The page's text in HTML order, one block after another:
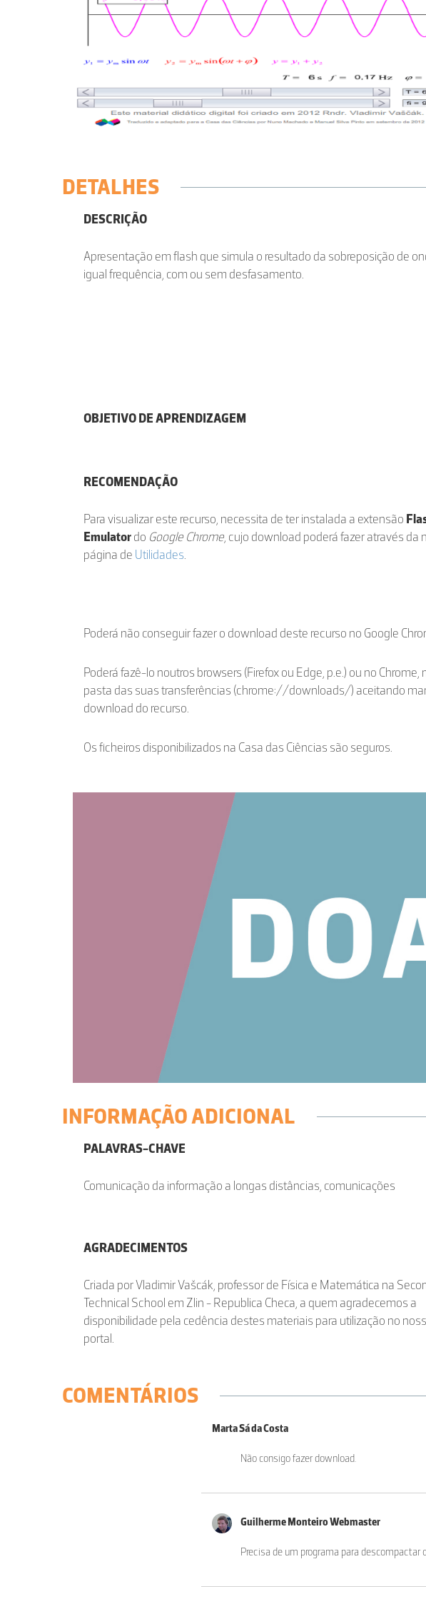
DETALHES
DESCRIÇÃO
Apresentação em flash que simula o resultado da sobreposição de
igual frequência, com ou sem desfasamento.
OBJETIVO DE APRENDIZAGEM
RECOMENDAÇÃO
Para visualizar este recurso, necessita de ter instalada a extensão
Emulatordo Google Chrome, cujo download poderá fazer através da
página de Utilidades.
Poderá não conseguir fazer o download deste recurso no Google
Poderá fazê-lo noutros browsers (Firefox ou Edge, p.e.) ou no Chrome,
pasta das suas transferências (chrome://downloads/) aceitando
download do recurso.
Os ficheiros disponibilizados na Casa das Ciências são seguros.
INFORMAÇÃO ADICIONAL
PALAVRAS-CHAVE
Comunicação da informação a longas distâncias, comunicações
AGRADECIMENTOS
Criada por Vladimir Vašcák, professor de Física e Matemática na
Technical School em Zlin - Republica Checa, a quem agradecemos a
disponibilidade pela cedência destes materiais para utilização no
portal.
COMENTÁRIOS
Marta Sá da Costa
Não consigo fazer download.
Guilherme Monteiro Webmaster
Precisa de um programa para descompactar